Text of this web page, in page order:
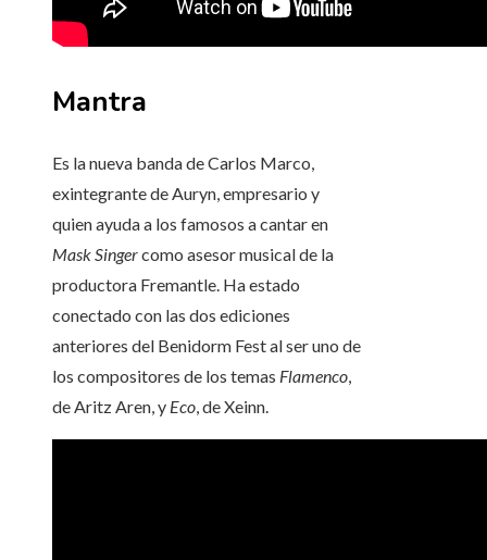
Mantra
Es la nueva banda de Carlos Marco,
exintegrante de Auryn, empresario y
quien ayuda a los famosos a cantar en
Mask Singercomo asesor musical de la
productora Fremantle. Ha estado
conectado con las dos ediciones
anteriores del Benidorm Fest al ser uno de
los compositores de los temas Flamenco,
de Aritz Aren, y Eco, de Xeinn.